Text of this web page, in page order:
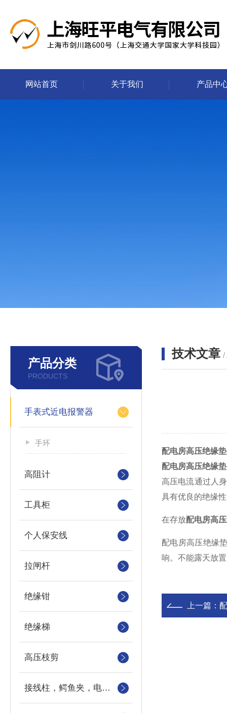
网站首页 关于我们 产品中
产品分类
PRODUCTS
手表式近电报警器
手环
高阻计
工具柜
个人保安线
拉闸杆
绝缘钳
绝缘梯
高压枝剪
接线柱，鳄鱼夹，电力测试钳，测试导线包
技术文章 /
配电房高压绝缘垫
配电房高压绝缘垫
高压电流通过人
具有优良的绝缘
在存放配电房高
配电房高压绝缘
响。不能露天放
上一篇：